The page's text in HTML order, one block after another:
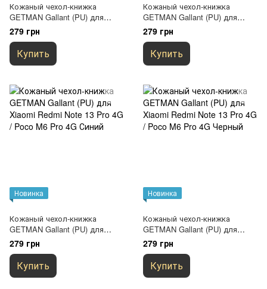
Кожаный чехол-книжка
GETMAN Gallant (PU) для
Xiaomi Redmi Note 13 Pro 4G /
Poco M6 Pro 4G Коричневый
279 грн
Купить
Кожаный чехол-книжка
GETMAN Gallant (PU) для
Xiaomi Redmi Note 13 Pro 4G /
Poco M6 Pro 4G Красный
279 грн
Купить
Новинка
Кожаный чехол-книжка
GETMAN Gallant (PU) для
Xiaomi Redmi Note 13 Pro 4G /
Poco M6 Pro 4G Синий
279 грн
Купить
Новинка
Кожаный чехол-книжка
GETMAN Gallant (PU) для
Xiaomi Redmi Note 13 Pro 4G /
Poco M6 Pro 4G Черный
279 грн
Купить